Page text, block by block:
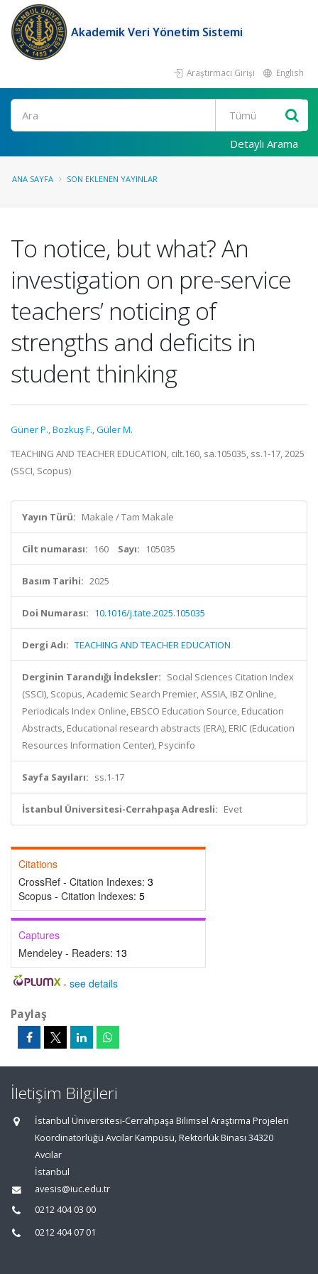
Akademik Veri Yönetim Sistemi
Araştırmacı Girişi English
Ara
Detaylı Arama
ANA SAYFA SON EKLENEN YAYINLAR
To notice, but what? An
investigation on pre-service
teachers’ noticing of
strengths and deficits in
student thinking
Güner P.,Bozkuş F.,Güler M.
TEACHING AND TEACHER EDUCATION, cilt.160, sa.105035, ss.1-17, 2025
(SSCI, Scopus)
Yayın Türü: Makale / Tam Makale
Cilt numarası: 160 Sayı: 105035
Basım Tarihi: 2025
Doi Numarası: 10.1016/j.tate.2025.105035
Dergi Adı: TEACHING AND TEACHER EDUCATION
Derginin Tarandığı İndeksler: Social Sciences Citation Index
(SSCI), Scopus, Academic Search Premier, ASSIA, IBZ Online,
Periodicals Index Online, EBSCO Education Source, Education
Abstracts, Educational research abstracts (ERA), ERIC (Education
Resources Information Center), Psycinfo
Sayfa Sayıları: ss.1-17
İstanbul Üniversitesi-Cerrahpaşa Adresli: Evet
Citations
CrossRef - Citation Indexes: 3
Scopus - Citation Indexes: 5
Captures
Mendeley - Readers: 13
- see details
Paylaş
İletişim Bilgileri
İstanbul Üniversitesi-Cerrahpaşa Bilimsel Araştırma Projeleri
Koordinatörlüğü Avcılar Kampüsü, Rektörlük Binası 34320
Avcılar
İstanbul
avesis@iuc.edu.tr
0212 404 03 00
0212 404 07 01